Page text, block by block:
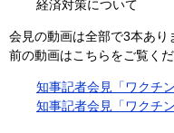
経済対策について
会見の動画は全部で3本あり
前の動画はこちらをご覧くだ
知事記者会見「ワクチ
知事記者会見「ワクチ